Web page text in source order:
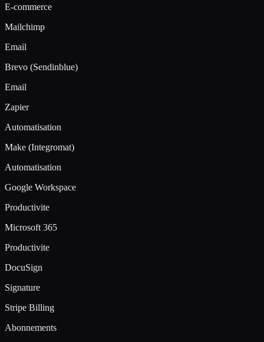
E-commerce
Mailchimp
Email
Brevo (Sendinblue)
Email
Zapier
Automatisation
Make (Integromat)
Automatisation
Google Workspace
Productivite
Microsoft 365
Productivite
DocuSign
Signature
Stripe Billing
Abonnements